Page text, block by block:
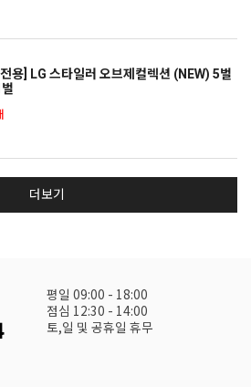
용] LG 스타일러 오브제컬렉션 (NEW) 5벌
더보기
평일 09:00 - 18:00
점심 12:30 - 14:00
토,일 및 공휴일 휴무